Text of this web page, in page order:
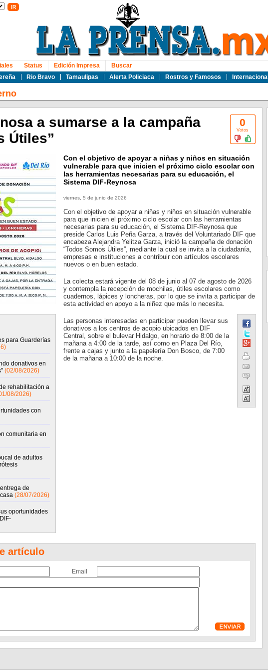
Rio Bravo Tamaulipas Alerta Policiaca Rostros y Famosos Internacional
Status Edición Impresa Buscar
0
Votos
a sumarse a la campaña
Útiles”
para Guarderías
donativos en
(02/08/2026)
rehabilitación a
08/2026)
con
comunitaria en
de adultos
de
(28/07/2026)
oportunidades
Con el objetivo de apoyar a niñas y niños en situación
vulnerable para que inicien el próximo ciclo escolar con
las herramientas necesarias para su educación, el
Sistema DIF-Reynosa
viernes, 5 de junio de 2026
Con el objetivo de apoyar a niñas y niños en situación vulnerable
para que inicien el próximo ciclo escolar con las herramientas
necesarias para su educación, el Sistema DIF-Reynosa que
preside Carlos Luis Peña Garza, a través del Voluntariado DIF que
encabeza Alejandra Yelitza Garza, inició la campaña de donación
“Todos Somos Útiles”, mediante la cual se invita a la ciudadanía,
empresas e instituciones a contribuir con artículos escolares
nuevos o en buen estado.
La colecta estará vigente del 08 de junio al 07 de agosto de 2026
y contempla la recepción de mochilas, útiles escolares como
cuadernos, lápices y loncheras, por lo que se invita a participar de
esta actividad en apoyo a la niñez que más lo necesita.
Las personas interesadas en participar pueden llevar sus
donativos a los centros de acopio ubicados en DIF
Central, sobre el bulevar Hidalgo, en horario de 8:00 de la
mañana a 4:00 de la tarde, así como en Plaza Del Río,
frente a cajas y junto a la papelería Don Bosco, de 7:00
de la mañana a 10:00 de la noche.
artículo
Email